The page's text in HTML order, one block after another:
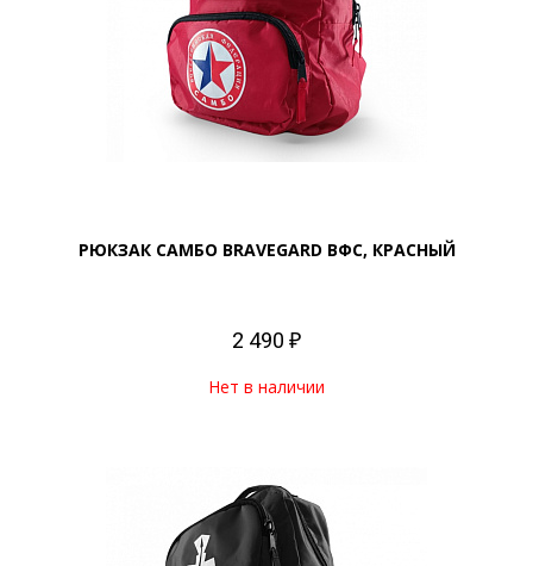
РЮКЗАК САМБО BRAVEGARD ВФС, КРАСНЫЙ
2 490 ₽
Нет в наличии